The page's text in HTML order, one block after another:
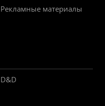
Рекламные материалы
D&D